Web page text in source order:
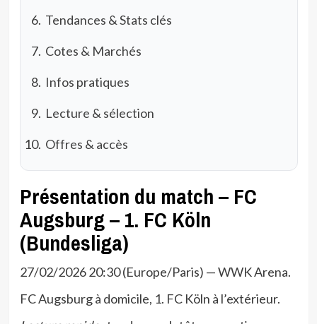
Tendances & Stats clés
Cotes & Marchés
Infos pratiques
Lecture & sélection
Offres & accès
Présentation du match – FC
Augsburg – 1. FC Köln
(Bundesliga)
27/02/2026 20:30 (Europe/Paris) — WWK Arena.
FC Augsburg à domicile, 1. FC Köln à l’extérieur.